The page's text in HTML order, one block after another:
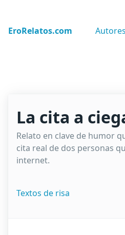
EroRelatos.com Autores
La cita a
Relato en clave de humor
cita real de dos personas
internet.
Textos de risa